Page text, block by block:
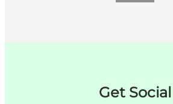
Get Social